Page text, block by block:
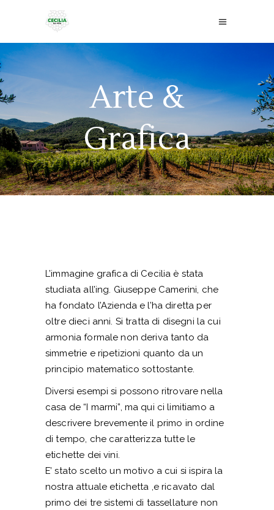
Arte &
Grafica
L’immagine grafica di Cecilia è stata
studiata all’ing. Giuseppe Camerini, che
ha fondato l’Azienda e l’ha diretta per
oltre dieci anni. Si tratta di disegni la cui
armonia formale non deriva tanto da
simmetrie e ripetizioni quanto da un
principio matematico sottostante.
Diversi esempi si possono ritrovare nella
casa de “I marmi”, ma qui ci limitiamo a
descrivere brevemente il primo in ordine
di tempo, che caratterizza tutte le
etichette dei vini.
E’ stato scelto un motivo a cui si ispira la
nostra attuale etichetta ,e ricavato dal
primo dei tre sistemi di tassellature non